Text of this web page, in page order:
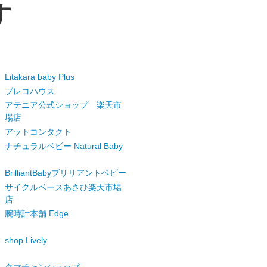
Litakara baby Plus
プレコハウス
アテニア公式ショップ 楽天市
場店
アットコンタクト
ナチュラルベビー Natural Baby
BrilliantBabyブリリアントベビー
サイクルベースあさひ楽天市場
店
腕時計本舗 Edge
shop Lively